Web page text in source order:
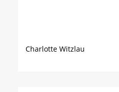
Charlotte Witzlau